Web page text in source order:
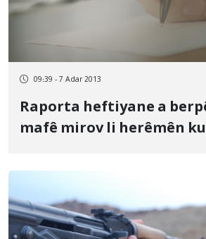
09:39 - 7 Adar 2013
Raporta heftiyane a
mafê mirov li herêmên